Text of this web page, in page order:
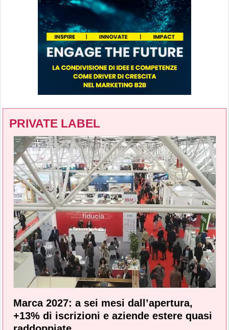
PRIVATE LABEL
Marca 2027: a sei mesi dall’apertura,
+13% di iscrizioni e aziende estere quasi